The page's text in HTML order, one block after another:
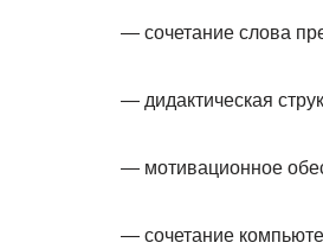
— сочетание слова
— дидактическая
— мотивационное
— сочетание